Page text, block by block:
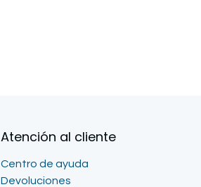
Atención al cliente
Centro de ayuda
Devoluciones